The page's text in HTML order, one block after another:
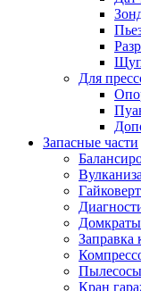
Для
Запасные части
Гайковерт
Домкраты
Заправка
Пылесосы
Кран